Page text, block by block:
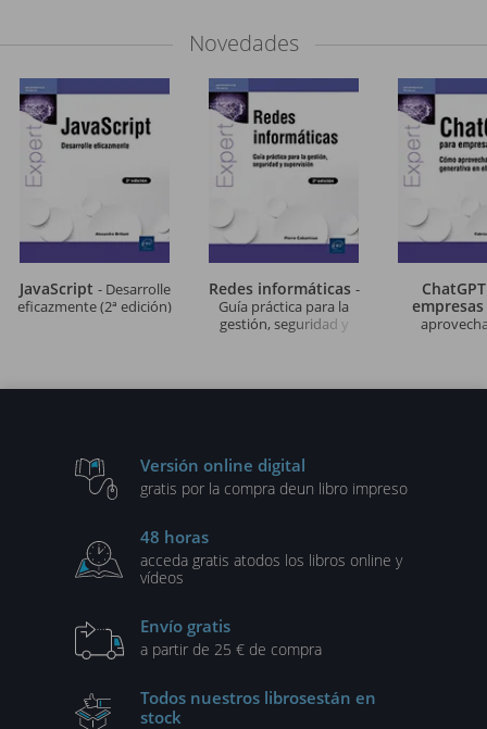
Novedades
JavaScript - Desarrolle
eficazmente (2ª edición)
Redes informáticas -
Guía práctica para la
gestión, seguridad y
empresas
Versión online digital
gratis por la compra deun libro impreso
48 horas
acceda gratis atodos los libros online y
vídeos
Envío gratis
a partir de 25 € de compra
Todos nuestros librosestán en
stock